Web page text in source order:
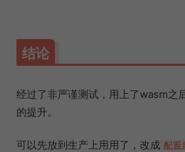
结论
经过了非严谨测试，用上了wasm之
的提升。
可以先放到生产上用用了，改成 配置